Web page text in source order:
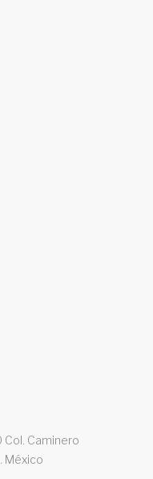
Col. Caminero
México